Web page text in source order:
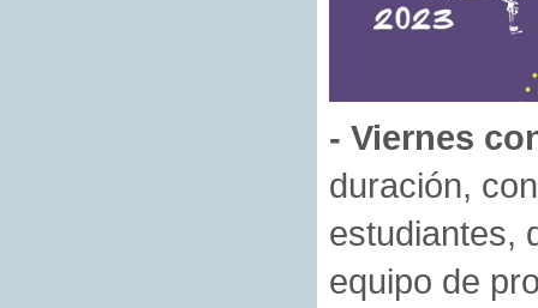
- Viernes
duración,
estudiantes,
equipo de